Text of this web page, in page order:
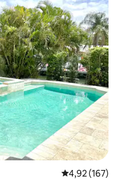
Gemiddelde
4,92 (167)